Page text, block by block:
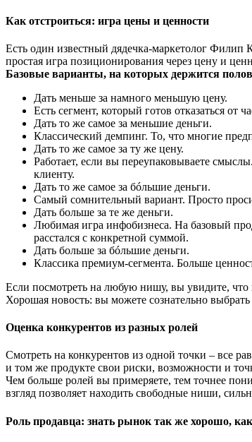
Как отстроиться: игра цены и ценности
Есть один известный дядечка-маркетолог Филип
простая игра позиционирования через цену и
Базовые варианты, на которых держится
Дать меньше за намного меньшую цену.
Есть сегмент, который готов отказаться
Дать то же самое за меньшие деньги.
Классический демпинг. То, что многие
Дать то же самое за ту же цену.
Работает, если вы переупаковываете
клиенту.
Дать то же самое за бóльшие деньги.
Самый сомнительный вариант. Просто
Дать больше за те же деньги.
Любимая игра инфобизнеса. На базовый
расстался с конкретной суммой.
Дать больше за бóльшие деньги.
Классика премиум-сегмента. Больше
Если посмотреть на любую нишу, вы увидите, что
Хорошая новость: вы можете сознательно
Оценка конкурентов из разных ролей
Смотреть на конкурентов из одной точки – все
и том же продукте свои риски, возможности и
Чем больше ролей вы примеряете, тем точнее
взгляд позволяет находить свободные ниши,
Роль продавца: знать рынок так же хорошо,